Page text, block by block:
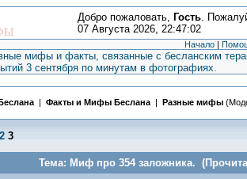
Добро пожаловать, Гость.
07 Августа 2026, 22:47:02
Начало |
мифы и факты, связанные с бесланским
3 сентября по минутам в фотографиях.
| Факты и Мифы Беслана| Разные мифы
2 3
Тема: Миф про 354 заложника.